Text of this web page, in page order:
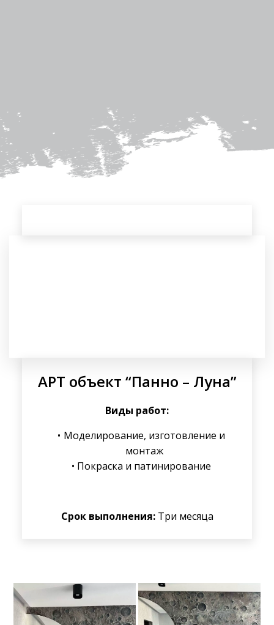
АРТ объект “Панно – Луна”
Виды работ:
Моделирование, изготовление и
монтаж
Покраска и патинирование
Срок выполнения: Три месяца